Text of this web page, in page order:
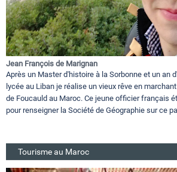
Jean François de Marignan
Après un Master d'histoire à la Sorbonne et un an
lycée au Liban je réalise un vieux rêve en
de Foucauld au Maroc. Ce jeune officier français
pour renseigner la Société de Géographie sur ce
Tourisme au Maroc